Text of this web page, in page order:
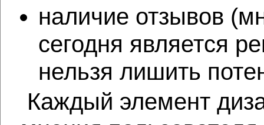
наличие отзывов
сегодня является
нельзя лишить
Каждый элемент